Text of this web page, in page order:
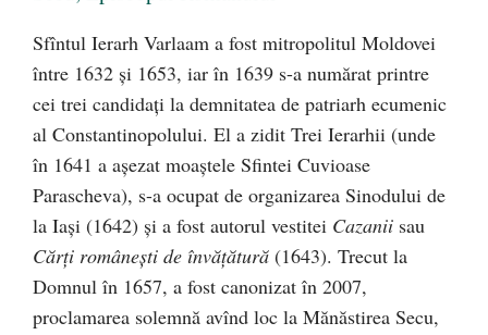
Sfîntul Ierarh Varlaam a fost mitropolitul Moldovei
între 1632 și 1653, iar în 1639 s-a numărat printre
cei trei candidați la demnitatea de patriarh ecumenic
al Constantinopolului. El a zidit Trei Ierarhii (unde
în 1641 a așezat moaștele Sfintei Cuvioase
Parascheva), s-a ocupat de organizarea Sinodului de
la Iași (1642) și a fost autorul vestitei Cazanii sau
Cărți românești de învățătură (1643). Trecut la
Domnul în 1657, a fost canonizat în 2007,
proclamarea solemnă avînd loc la Mănăstirea Secu,